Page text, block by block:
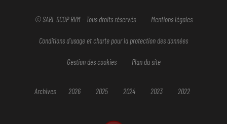
© SARL SCOP RVM - Tous droits réservés Mentions légales
Conditions d'usage et charte pour la protection des données
Gestion des cookies Plan du site
Archives 2026 2025 2024 2023 2022